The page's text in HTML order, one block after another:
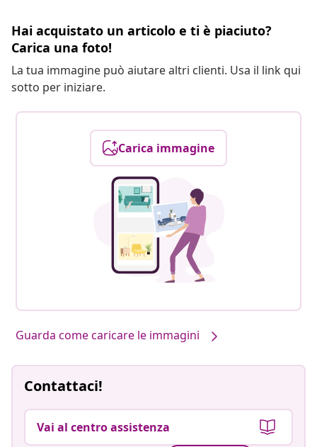
Hai acquistato un articolo e ti è piaciuto?
Carica una foto!
La tua immagine può aiutare altri clienti. Usa il link qui
sotto per iniziare.
Carica immagine
Guarda come caricare le immagini
Contattaci!
Vai al centro assistenza